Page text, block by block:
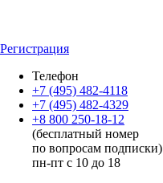
Регистрация
Телефон
+7 (495) 482-4118
+7 (495) 482-4329
+8 800 250-18-12
(бесплатный номер
по вопросам подписки)
пн-пт с 10 до 18